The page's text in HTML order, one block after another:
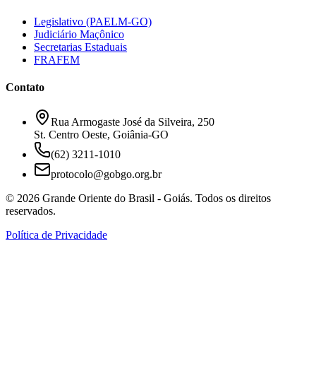
Legislativo (PAELM-GO)
Judiciário Maçônico
Secretarias Estaduais
FRAFEM
Contato
Rua Armogaste José da Silveira, 250
St. Centro Oeste, Goiânia-GO
(62) 3211-1010
protocolo@gobgo.org.br
© 2026 Grande Oriente do Brasil - Goiás. Todos os direitos
reservados.
Política de Privacidade